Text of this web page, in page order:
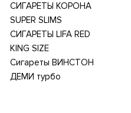
СИГАРЕТЫ КОРОНА
SUPER SLIMS
СИГАРЕТЫ LIFA RED
KING SIZE
Сигареты ВИНСТОН
ДЕМИ турбо